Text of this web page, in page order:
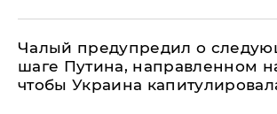
Чалый предупредил о
шаге Путина, направленном
чтобы Украина